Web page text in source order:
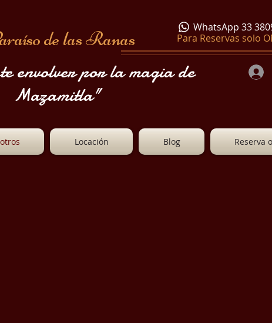
de las Ranas
WhatsApp 33
Para Reservas solo
envolver por la magia de
Mazamitla"
Locación Blog Reserva